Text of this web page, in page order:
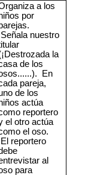
a los
por
Señala nuestro
la
de los
En
pareja,
de los
actúa
reportero
el otro actúa
el oso.
El reportero
al
para